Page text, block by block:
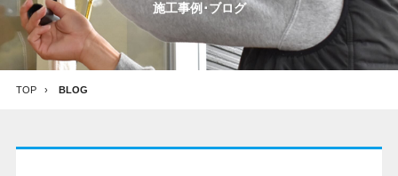
施工事例･ブログ
TOP BLOG